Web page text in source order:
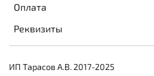
Оплата
Реквизиты
ИП Тарасов А.В. 2017-2025